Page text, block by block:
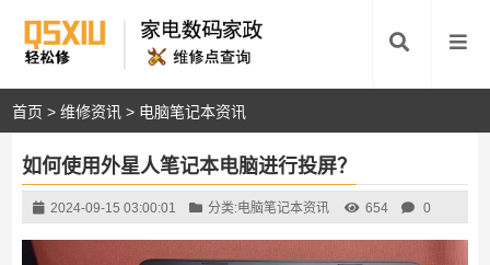
首页 >维修资讯 > 电脑笔记本资讯
如何使用外星人笔记本电脑进行投屏？
2024-09-15 03:00:01 分类:电脑笔记本资讯 654 0